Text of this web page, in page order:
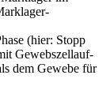
(hier: Stopp
Gewebszellauf-
dem Gewebe für